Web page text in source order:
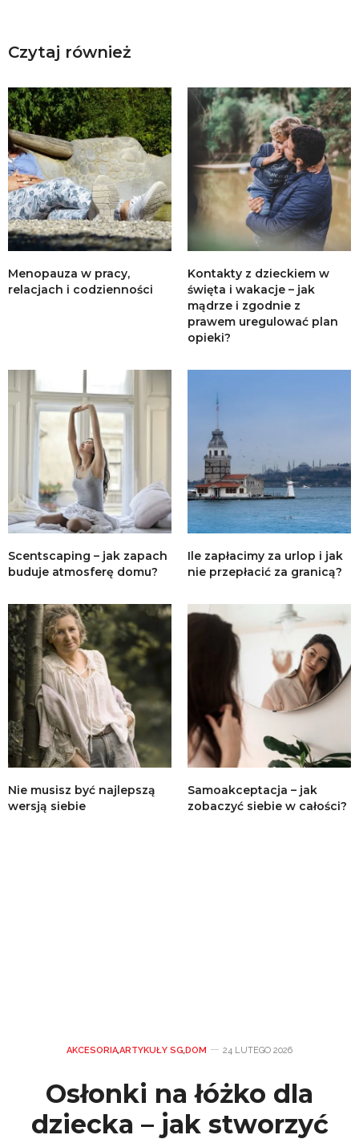
Czytaj również
Menopauza w pracy,
relacjach i codzienności
Kontakty z dzieckiem w
święta i wakacje – jak
mądrze i zgodnie z
prawem uregulować plan
opieki?
Scentscaping – jak zapach
buduje atmosferę domu?
Ile zapłacimy za urlop i jak
nie przepłacić za granicą?
Nie musisz być najlepszą
wersją siebie
Samoakceptacja – jak
zobaczyć siebie w całości?
AKCESORIA,ARTYKUŁY SG,DOM 24 LUTEGO 2026
Osłonki na łóżko dla
dziecka – jak stworzyć